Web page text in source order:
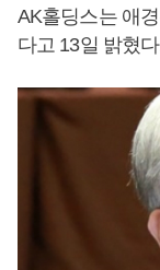
AK홀딩스는 애
다고 13일 밝혔